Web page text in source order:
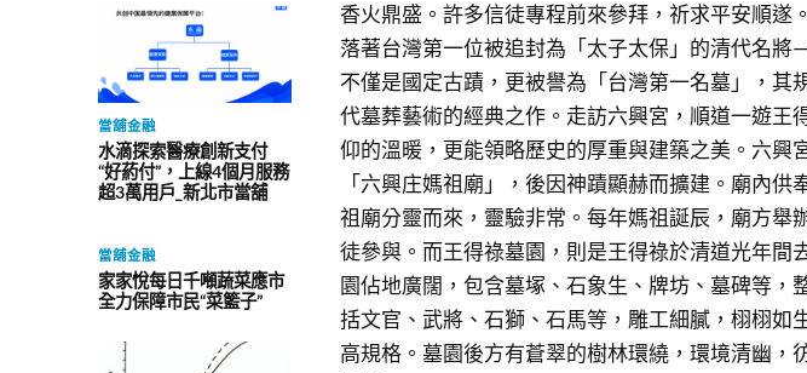
當舖金融
水滴探索醫療創新支付
“好葯付”，上線4個月服務
超3萬用戶_新北市當舖
當舖金融
家家悅每日千噸蔬菜應市
全力保障市民“菜籃子”
香火鼎盛。許多信徒專程前來參拜，祈求平安順遂
落著台灣第一位被追封為「太子太保」的清代名
不僅是國定古蹟，更被譽為「台灣第一名墓」，其
代墓葬藝術的經典之作。走訪六興宮，順道一遊王
仰的溫暖，更能領略歷史的厚重與建築之美。六興
「六興庄媽祖廟」，後因神蹟顯赫而擴建。廟內供
祖廟分靈而來，靈驗非常。每年媽祖誕辰，廟方舉
徒參與。而王得祿墓園，則是王得祿於清道光年間
園佔地廣闊，包含墓塚、石象生、牌坊、墓碑等，
括文官、武將、石獅、石馬等，雕工細膩，栩栩如
高規格。墓園後方有蒼翠的樹林環繞，環境清幽，